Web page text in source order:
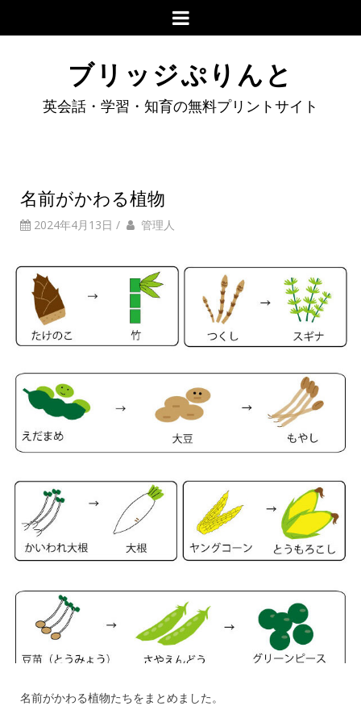
ブリッジぷりんと
英会話・学習・知育の無料プリントサイト
名前がかわる植物
2024年4月13日 / 管理人
名前がかわる植物たちをまとめました。